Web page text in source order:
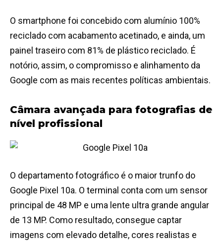
O smartphone foi concebido com alumínio 100%
reciclado com acabamento acetinado, e ainda, um
painel traseiro com 81% de plástico reciclado. É
notório, assim, o compromisso e alinhamento da
Google com as mais recentes políticas ambientais.
Câmara avançada para fotografias de
nível profissional
O departamento fotográfico é o maior trunfo do
Google Pixel 10a. O terminal conta com um sensor
principal de 48 MP e uma lente ultra grande angular
de 13 MP. Como resultado, consegue captar
imagens com elevado detalhe, cores realistas e